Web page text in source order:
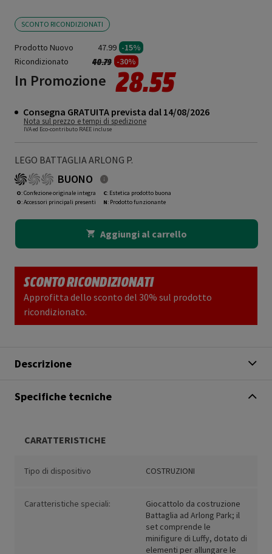
SCONTO RICONDIZIONATI
Prodotto Nuovo 47.99 -15%
Ricondizionato
Prezzo ridotto da
40.79a -30%
In Promozione 28.55
Consegna GRATUITA prevista dal 14/08/2026
Nota sul prezzo e tempi di spedizione
IVA ed Eco-contributo RAEE incluse
LEGO BATTAGLIA ARLONG P.
BUONO
O: Confezione originale integra
O: Accessori principali presenti
C: Estetica prodotto buona
N: Prodotto funzionante
Aggiungi al carrello
SCONTO RICONDIZIONATI
Approfitta dello sconto del 30% sul prodotto
ricondizionato.
Descrizione
Specifiche tecniche
CARATTERISTICHE
Tipo di dispositivo COSTRUZIONI
Caratteristiche speciali:
Giocattolo da costruzione
Battaglia ad Arlong Park; il
set comprende le
minifigure di Luffy, dotato di
elementi per allungare le